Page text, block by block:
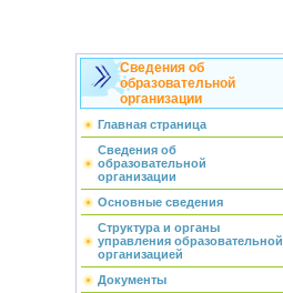
Сведения об
образовательной
организации
Главная страница
Сведения об
образовательной
организации
Основные сведения
Структура и органы
управления образовательной
организацией
Документы